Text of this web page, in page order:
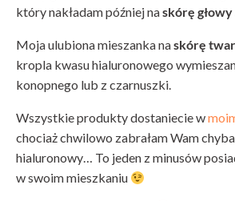
który nakładam później naskórę głowy
Moja ulubiona mieszanka naskórę
kropla kwasu hialuronowego
konopnego lub z czarnuszki.
Wszystkie produkty dostaniecie w
chociaż chwilowo zabrałam Wam
hialuronowy… To jeden z minusów
w swoim mieszkaniu